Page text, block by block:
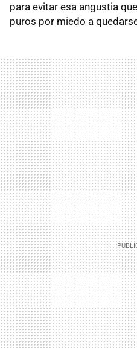
para evitar esa angustia
puros por miedo a